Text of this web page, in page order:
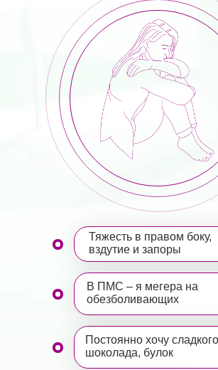
Тяжесть в правом боку,
вздутие и запоры
В ПМС – я мегера на
обезболивающих
Постоянно хочу
шоколада, булок